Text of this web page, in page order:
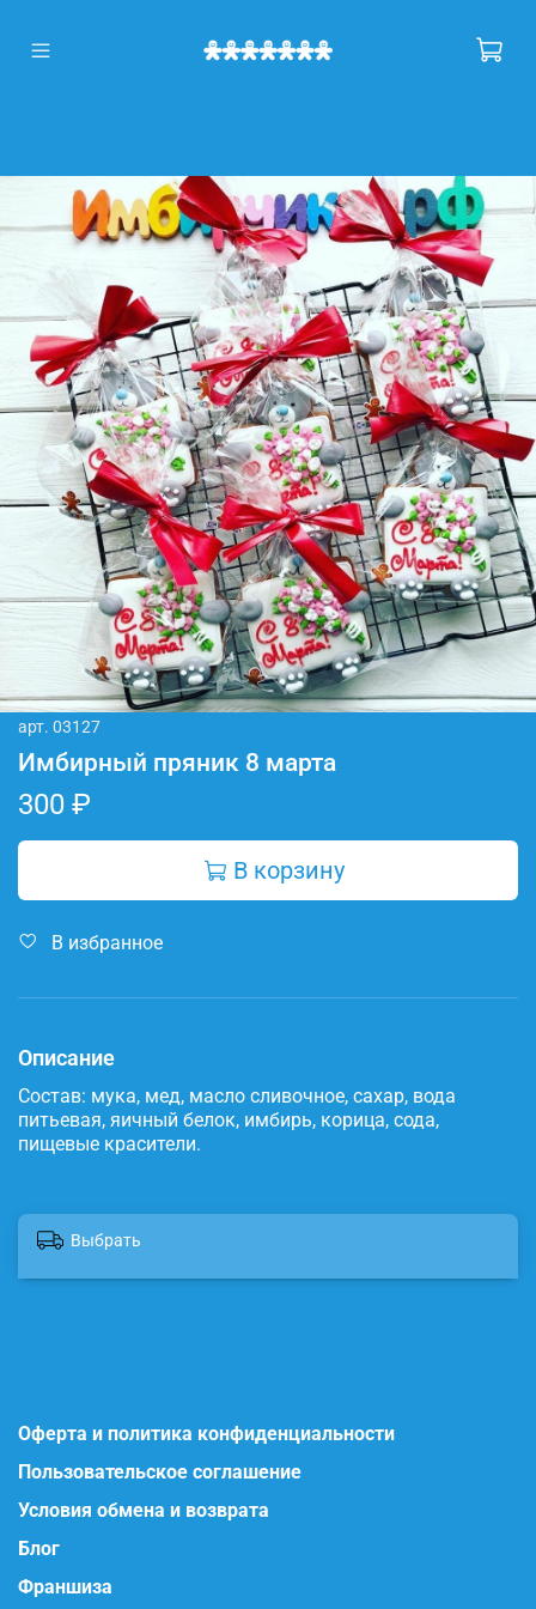
арт. 03127
Имбирный пряник 8 марта
300 ₽
В корзину
В избранное
Описание
Состав: мука, мед, масло сливочное, сахар, вода
питьевая, яичный белок, имбирь, корица, сода,
пищевые красители.
Выбрать
Оферта и политика конфиденциальности
Пользовательское соглашение
Условия обмена и возврата
Блог
Франшиза